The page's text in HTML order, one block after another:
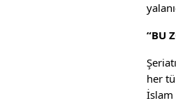
“BU
her
İslam